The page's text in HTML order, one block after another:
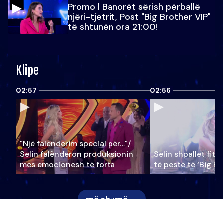
Promo l Banorët sërish përballë
njëri-tjetrit, Post "Big Brother VIP"
të shtunën ora 21:00!
Klipe
02:57
"Një falenderim special për…"/
Selin falënderon produksionin
mes emocionesh të forta
02:56
Selin shpallet
të pestë të ‘Big